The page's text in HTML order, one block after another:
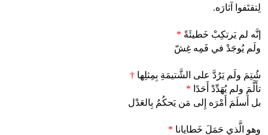
لِتقتَفوا آثارَه.
إنَّه لم يَرتكِبْ خَطيئَةً *
ولَم يُوجَدْ في فَمِه غِشّ
شُتِمَ ولَم يَرُدَّ على الشَّتيمَةِ بِمِثلِها †
تأَلَّمَ ولم يُهَدِّدْ أَحَدًا *
بل أَسلَمَ أَمْرَه إِلى مَن يَحكُمُ بِالعَدْل
وهو الَّذي حَمَلَ خَطايانا *